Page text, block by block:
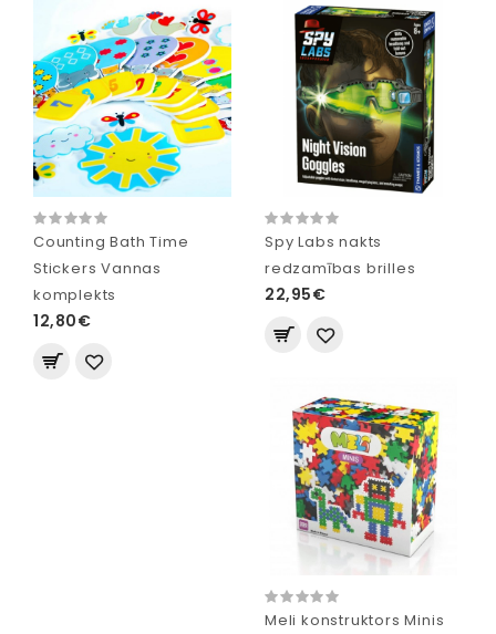
Counting Bath Time
Stickers Vannas
komplekts
12,80€
Spy Labs nakts
redzamības brilles
22,95€
Meli konstruktors Minis